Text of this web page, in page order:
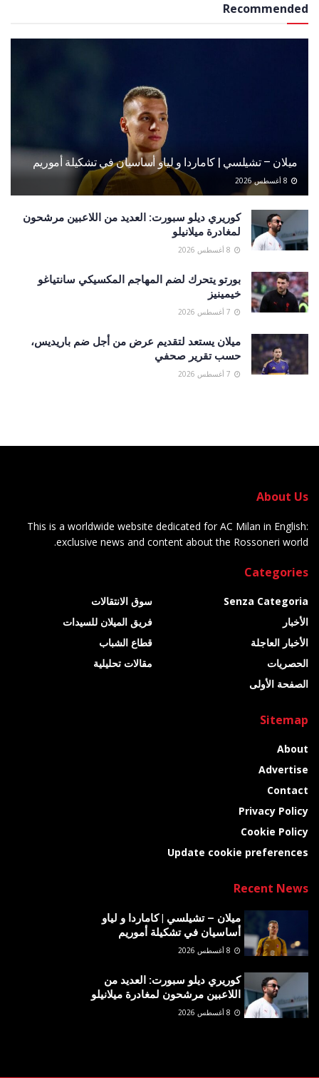
Recommended
ميلان – تشيلسي | كاماردا و لياو أساسيان في تشكيلة أموريم
كوريري ديلو سبورت: العديد من اللاعبين مرشحون
لمغادرة ميلانيلو
بورتو يتحرك لضم المهاجم المكسيكي سانتياغو
خيمينيز
ميلان يستعد لتقديم عرض من أجل ضم باريديس،
حسب تقرير صحفي
About Us
This is a worldwide website dedicated for AC Milan in English:
exclusive news and content about the Rossoneri world.
Categories
Senza Categoria
الأخبار
الأخبار العاجلة
الحصريات
الصفحة الأولى
سوق الانتقالات
فريق الميلان للسيدات
قطاع الشباب
مقالات تحليلية
Sitemap
About
Advertise
Contact
Privacy Policy
Cookie Policy
Update cookie preferences
Recent News
ميلان – تشيلسي | كاماردا و لياو
أساسيان في تشكيلة أموريم
كوريري ديلو سبورت: العديد من
اللاعبين مرشحون لمغادرة ميلانيلو